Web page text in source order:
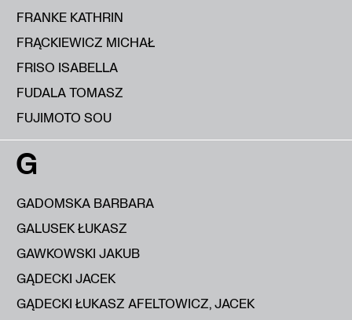
FRANKE KATHRIN
FRĄCKIEWICZ MICHAŁ
FRISO ISABELLA
FUDALA TOMASZ
FUJIMOTO SOU
G
GADOMSKA BARBARA
GALUSEK ŁUKASZ
GAWKOWSKI JAKUB
GĄDECKI JACEK
GĄDECKI ŁUKASZ AFELTOWICZ, JACEK